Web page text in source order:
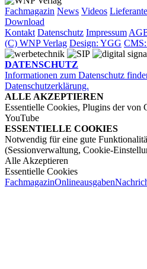
Fachmagazin News Videos
Download
Kontakt Datenschutz Impressum
(C) WNP Verlag Design: YGG
DATENSCHUTZ
Informationen zum Datenschutz
Datenschutzerklärung.
ALLE AKZEPTIEREN
Essentielle Cookies, Plugins der von
YouTube
ESSENTIELLE COOKIES
Notwendig für eine gute
(Sessionverwaltung, Cookie-
Alle Akzeptieren
Essentielle Cookies
FachmagazinOnlineausgaben